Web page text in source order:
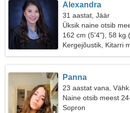
Alexandra
31 aastat, Jäär
Üksik naine otsib
162 cm (5'4"), 58 kg
Kergejõustik, Kitarri
Panna
23 aastat vana, Vähk
Naine otsib meest
Sopron